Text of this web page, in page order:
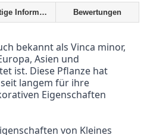
Sonstige Informationen Bewertungen
Asien und
ist. Diese Pflanze hat
langem für ihre
Eigenschaften